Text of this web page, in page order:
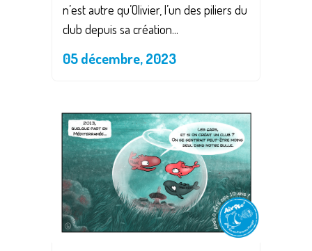
n’est autre qu’Olivier, l’un des piliers du
club depuis sa création...
05 décembre, 2023
Save